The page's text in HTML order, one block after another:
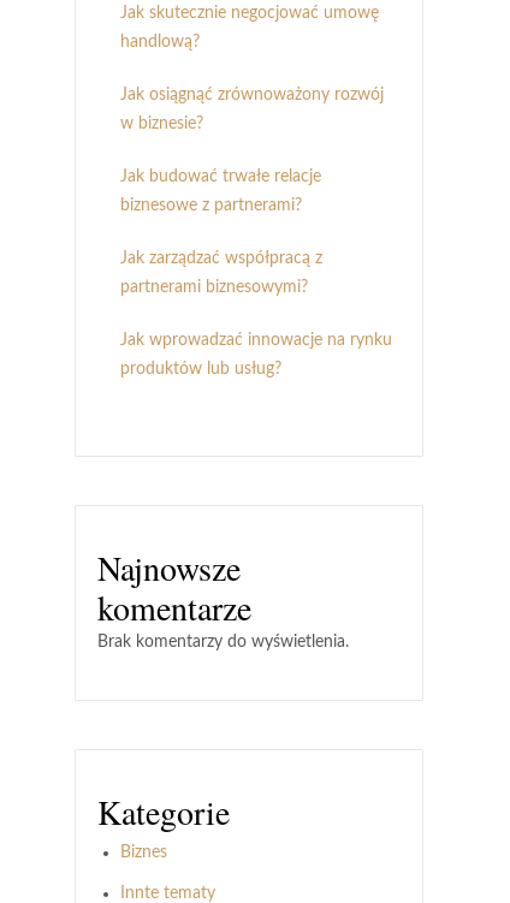
Jak skutecznie negocjować umowę
handlową?
Jak osiągnąć zrównoważony rozwój
w biznesie?
Jak budować trwałe relacje
biznesowe z partnerami?
Jak zarządzać współpracą z
partnerami biznesowymi?
Jak wprowadzać innowacje na rynku
produktów lub usług?
Najnowsze
komentarze
Brak komentarzy do wyświetlenia.
Kategorie
Biznes
Innte tematy